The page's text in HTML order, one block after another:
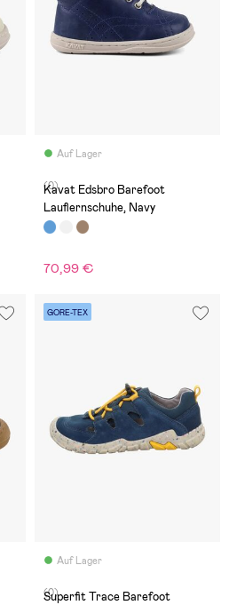
Auf Lager
(0)
Kavat Edsbro Barefoot
Lauflernschuhe, Navy
70,99 €
GORE-TEX
Auf Lager
(0)
Superfit Trace Barefoot